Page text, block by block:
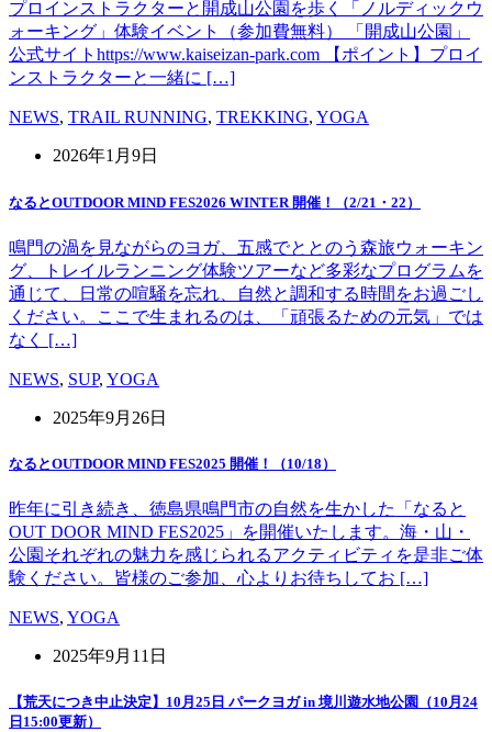
プロインストラクターと開成山公園を歩く「ノルディックウ
ォーキング」体験イベント（参加費無料） 「開成山公園」
公式サイトhttps://www.kaiseizan-park.com 【ポイント】プロイ
ンストラクターと一緒に […]
NEWS, TRAIL RUNNING, TREKKING, YOGA
2026年1月9日
なるとOUTDOOR MIND FES2026 WINTER 開催！（2/21・22）
鳴門の渦を見ながらのヨガ、五感でととのう森旅ウォーキン
グ、トレイルランニング体験ツアーなど多彩なプログラムを
通じて、日常の喧騒を忘れ、自然と調和する時間をお過ごし
ください。ここで生まれるのは、「頑張るための元気」では
なく […]
NEWS, SUP, YOGA
2025年9月26日
なるとOUTDOOR MIND FES2025 開催！（10/18）
昨年に引き続き、徳島県鳴門市の自然を生かした「なると
OUT DOOR MIND FES2025」を開催いたします。海・山・
公園それぞれの魅力を感じられるアクティビティを是非ご体
験ください。皆様のご参加、心よりお待ちしてお […]
NEWS, YOGA
2025年9月11日
【荒天につき中止決定】10月25日 パークヨガ in 境川遊水地公園（10月24
日15:00更新）